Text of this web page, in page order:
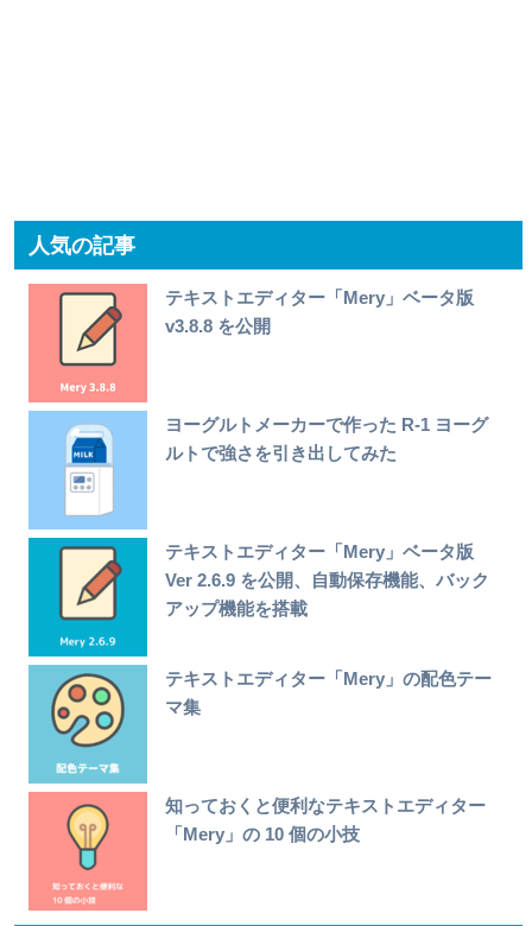
人気の記事
テキストエディター「Mery」ベータ版
v3.8.8 を公開
ヨーグルトメーカーで作った R-1 ヨーグ
ルトで強さを引き出してみた
テキストエディター「Mery」ベータ版
Ver 2.6.9 を公開、自動保存機能、バック
アップ機能を搭載
テキストエディター「Mery」の配色テー
マ集
知っておくと便利なテキストエディター
「Mery」の 10 個の小技